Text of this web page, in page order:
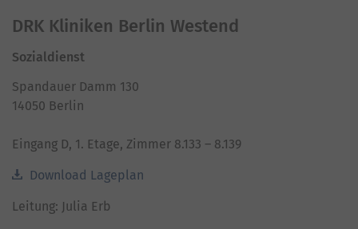
Platform
DRK Kliniken Berlin Westend
Sozialdienst
Spandauer Damm 130
14050 Berlin
Eingang D, 1. Etage, Zimmer 8.133 – 8.139
Download Lageplan
Leitung: Julia Erb